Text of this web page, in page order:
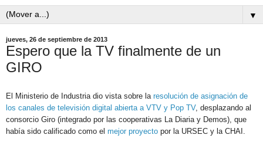
▼
jueves, 26 de septiembre de 2013
Espero que la TV finalmente de un
GIRO
El Ministerio de Industria dio vista sobre la resolución de asignación de
los canales de televisión digital abierta a VTV y Pop TV, desplazando al
consorcio Giro (integrado por las cooperativas La Diaria y Demos), que
había sido calificado como el mejor proyecto por la URSEC y la CHAI.